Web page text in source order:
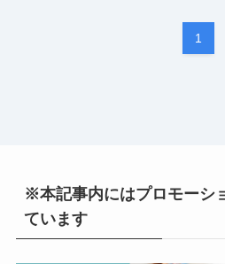
1
※本記事内にはプロモーシ
ています